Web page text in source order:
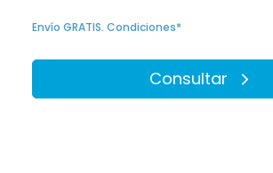
Envío GRATIS. Condiciones*
Consultar